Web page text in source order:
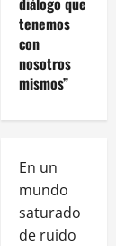
tenemos
con
nosotros
mismos”
En un
mundo
saturado
de ruido